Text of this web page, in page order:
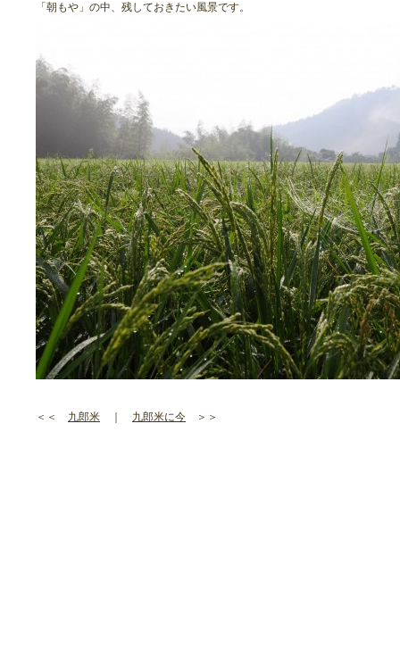
「朝もや」の中、残しておきたい風景です。
＜＜ 九郎米 九郎米に今 ＞＞